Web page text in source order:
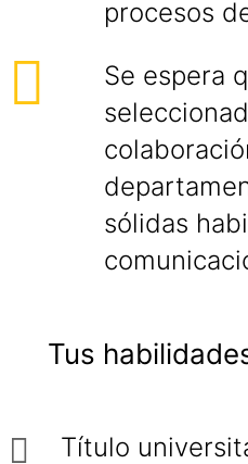
procesos
Se espera
sólidas
Tus
Título